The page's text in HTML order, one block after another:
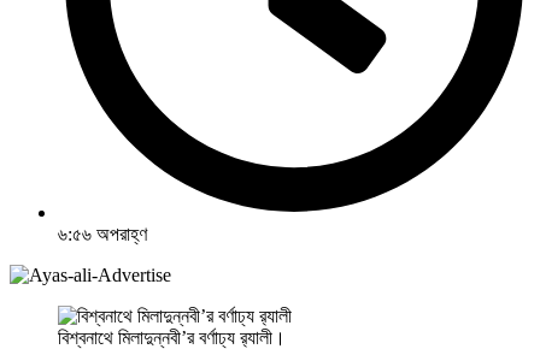
৬:৫৬ অপরাহ্ণ
বিশ্বনাথে মিলাদুন্নবী’র বর্ণাঢ্য র‌্যালী।